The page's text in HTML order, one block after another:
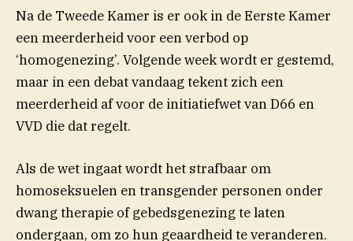
Na de Tweede Kamer is er ook in de Eerste Kamer
een meerderheid voor een verbod op
‘homogenezing’. Volgende week wordt er gestemd,
maar in een debat vandaag tekent zich een
meerderheid af voor de initiatiefwet van D66 en
VVD die dat regelt.
Als de wet ingaat wordt het strafbaar om
homoseksuelen en transgender personen onder
dwang therapie of gebedsgenezing te laten
ondergaan, om zo hun geaardheid te veranderen.